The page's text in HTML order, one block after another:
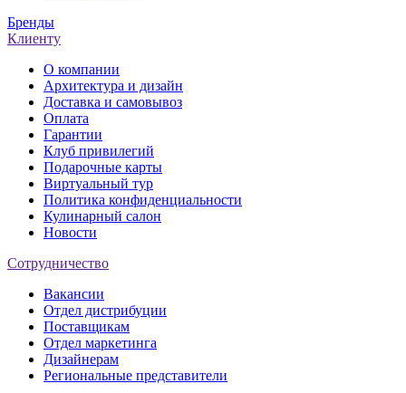
Бренды
Клиенту
О компании
Архитектура и дизайн
Доставка и самовывоз
Оплата
Гарантии
Клуб привилегий
Подарочные карты
Виртуальный тур
Политика конфиденциальности
Кулинарный салон
Новости
Сотрудничество
Вакансии
Отдел дистрибуции
Поставщикам
Отдел маркетинга
Дизайнерам
Региональные представители